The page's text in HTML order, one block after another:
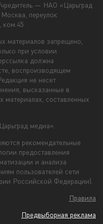
— НАО «Царьград
переулок
ком.45
материалов запрещено,
при условии
должна
воспроизводящем
не несет
высказанные в
материалах, составленных
медиа».
рекомендательные
предоставления
и анализа
пользователей сети
Российской Федерации).
Правила
Предвыборная реклама